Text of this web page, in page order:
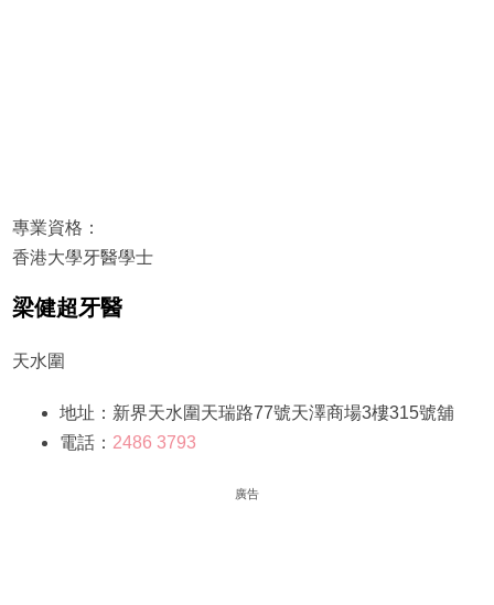
專業資格：
香港大學牙醫學士
梁健超牙醫
天水圍
地址：新界天水圍天瑞路77號天澤商場3樓315號舖
電話： 2486 3793
廣告